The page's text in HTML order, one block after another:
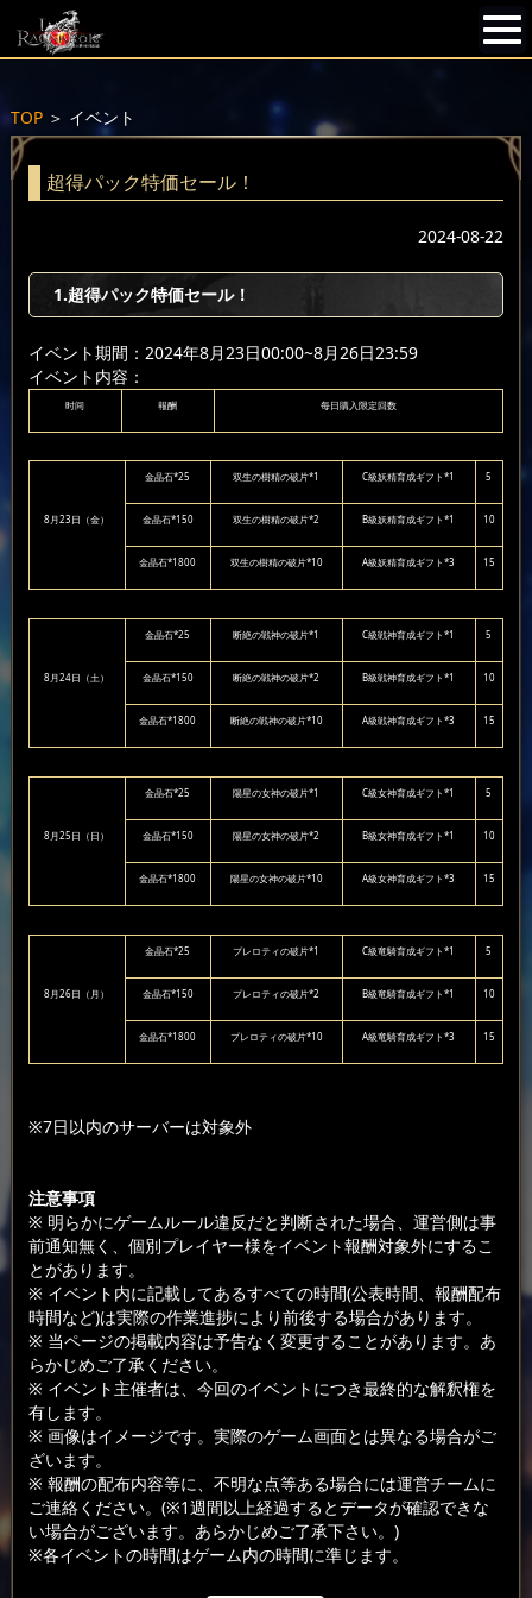
TOP＞ イベント
超得パック特価セール！
2024-08-22
1.超得パック特価セール！
イベント期間：2024年8月23日00:00~8月26日23:59
イベント内容：
时间 報酬 每日購入限定回数
8月23日（金）
金晶石*25 双生の樹精の破片*1 C級妖精育成ギフト*1 5
金晶石*150 双生の樹精の破片*2 B級妖精育成ギフト*1 10
金晶石*1800 双生の樹精の破片*10 A級妖精育成ギフト*3 15
8月24日（土）
金晶石*25 断絶の戦神の破片*1 C級戦神育成ギフト*1 5
金晶石*150 断絶の戦神の破片*2 B級戦神育成ギフト*1 10
金晶石*1800 断絶の戦神の破片*10 A級戦神育成ギフト*3 15
8月25日（日）
金晶石*25 陽星の女神の破片*1 C級女神育成ギフト*1 5
金晶石*150 陽星の女神の破片*2 B級女神育成ギフト*1 10
金晶石*1800 陽星の女神の破片*10 A級女神育成ギフト*3 15
8月26日（月）
金晶石*25 プレロティの破片*1 C級竜騎育成ギフト*1 5
金晶石*150 プレロティの破片*2 B級竜騎育成ギフト*1 10
金晶石*1800 プレロティの破片*10 A級竜騎育成ギフト*3 15
※7日以内のサーバーは対象外
注意事項
※ 明らかにゲームルール違反だと判断された場合、運営側は事
前通知無く、個別プレイヤー様をイベント報酬対象外にするこ
とがあります。
※ イベント内に記載してあるすべての時間(公表時間、報酬配布
時間など)は実際の作業進捗により前後する場合があります。
※ 当ページの掲載内容は予告なく変更することがあります。あ
らかじめご了承ください。
※ イベント主催者は、今回のイベントにつき最終的な解釈権を
有します。
※ 画像はイメージです。実際のゲーム画面とは異なる場合がご
ざいます。
※ 報酬の配布内容等に、不明な点等ある場合には運営チームに
ご連絡ください。(※1週間以上経過するとデータが確認できな
い場合がございます。あらかじめご了承下さい。)
※各イベントの時間はゲーム内の時間に準じます。